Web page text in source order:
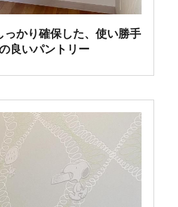
っかり確保した、使い勝手
良いパントリー